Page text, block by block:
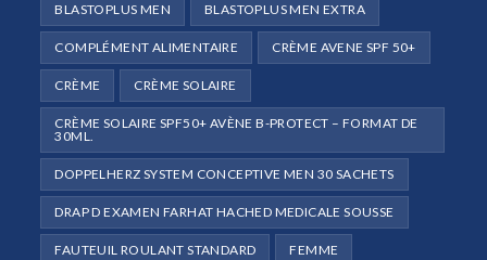
BLASTOPLUS MEN BLASTOPLUS MEN EXTRA
COMPLÉMENT ALIMENTAIRE CRÈME AVENE SPF 50+
CRÈME CRÈME SOLAIRE
CRÈME SOLAIRE SPF50+ AVÈNE B-PROTECT – FORMAT DE
30ML.
DOPPELHERZ SYSTEM CONCEPTIVE MEN 30 SACHETS
DRAP D EXAMEN FARHAT HACHED MEDICALE SOUSSE
FAUTEUIL ROULANT STANDARD FEMME